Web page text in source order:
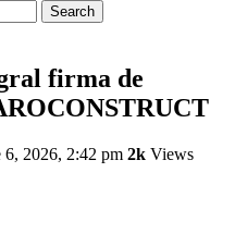
Search
firma de
6, 2026, 2:42 pm 2k Views